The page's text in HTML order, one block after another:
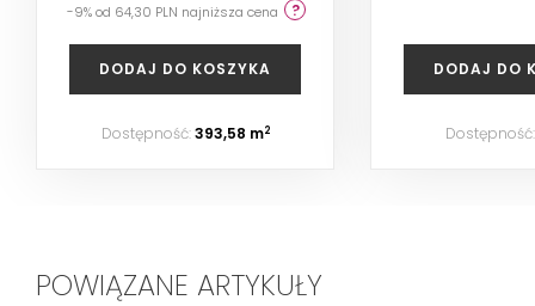
-9% od 64,30 PLN najniższa cena
DODAJ DO KOSZYKA
Dostępność:393,58 m2
DODAJ DO
POWIĄZANE ARTYKUŁY